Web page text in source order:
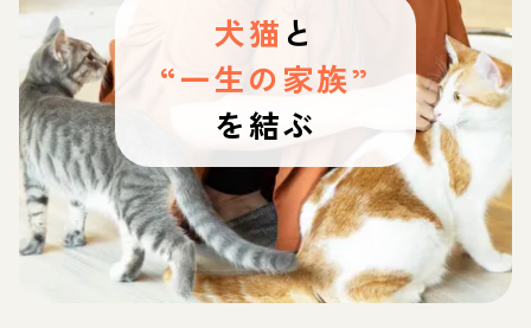
犬猫 と
“一生の家族”
を結ぶ